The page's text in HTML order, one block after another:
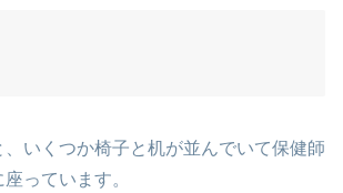
いくつか椅子と机が並んでいて保健師
っています。